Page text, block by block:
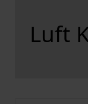
Luft